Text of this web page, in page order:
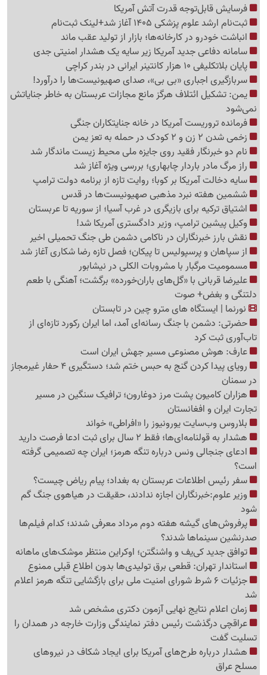
فرسایش قابل‌توجه قدرت آتش آمریکا
ثبت‌نام ارشد علوم پزشکی 1405 آغاز شد+لینک ثبت‌نام
انباشت خودرو در کارخانه‌ها؛ بازار از تولید عقب ماند
سامانه دفاعی جدید آمریکا زیر سایه یک هشدار امنیتی جدی
پایان بلاتکلیفی 10 هزار کانتینر ایرانی در بندر کراچی
سربازگیری اجباری «بی بی»، صدای صهیونیست‌ها را درآورد!
یمن: تشکیل ائتلاف هرگز مانع مجازات عربستان به خاطر جنایاتش
نمی‌شود
فرمانده تروریست آمریکا در خانه جنایتکاران جنگی
زخمی شدن 2 زن و 2 کودک در حمله به تعز یمن
نام دو خبرنگار فقید روی جایزه ملی محیط زیست ماندگار شد
راز مرگ مادر باردار چابهاری؛ بررسی ویژه آغاز شد
سایه دخالت آمریکا بر کوبا؛ روایت تازه از برنامه دولت ترامپ
ششمین هفته نبرد مذهبی صهیونیست‌ها در قدس
اشتیاق ترکیه برای بازیگری در غرب آسیا؛ از سوریه تا عربستان
وکیل پیشین ترامپ، وزیر دادگستری آمریکا شد!
نقش بارز خبرنگاران در ناکامی دشمن طی جنگ تحمیلی اخیر
از سپاهان و پرسپولیس تا پیکان؛ فصل تازه رضا شکاری آغاز شد
مسمومیت مرگبار با مشروبات الکلی در نیشابور
علیرضا قربانی با «گل‌های باران‌خورده» برگشت؛ آهنگی با طعم
دلتنگی و بغض+ صوت
نورنما | ایستگاه های مترو چین در تابستان
حضرتی: دشمن با جنگ رسانه‌ای آمد، اما ایران رکورد تازه‌ای از
تاب‌آوری ثبت کرد
عارف: هوش مصنوعی مسیر جهش ایران است
رویای پیدا کردن گنج به حبس ختم شد؛ دستگیری 4 حفار غیرمجاز
در سمنان
هزاران کامیون پشت مرز دوغارون؛ ترافیک سنگین در مسیر
تجارت ایران و افغانستان
بلاروس وب‌سایت یورونیوز را «افراطی» خواند
هشدار به قولنامه‌ای‌ها؛ فقط 2 سال برای ثبت ادعا فرصت دارید
ادعای جنجالی ونس درباره تنگه هرمز؛ ایران چه تصمیمی گرفته
است؟
سفر رئیس اطلاعات عربستان به بغداد؛ پیام ریاض چیست؟
وزیر علوم:خبرنگاران اجازه ندادند، حقیقت در هیاهوی جنگ گم
شود
پرفروش‌های گیشه هفته دوم مرداد معرفی شدند؛ کدام فیلم‌ها
صدرنشین سینماها شدند؟
توافق جدید کی‌یف و واشنگتن؛ اوکراین منتظر موشک‌های ماهانه
استاندار تهران: قطعی برق تولیدی‌ها بدون اطلاع قبلی ممنوع
جزئیات 6 شرط شورای امنیت ملی برای بازگشایی تنگه هرمز اعلام
شد
زمان اعلام نتایج نهایی آزمون دکتری مشخص شد
عراقچی درگذشت رئیس دفتر نمایندگی وزارت خارجه در همدان را
تسلیت گفت
هشدار درباره طرح‌های آمریکا برای ایجاد شکاف در نیروهای
مسلح عراق